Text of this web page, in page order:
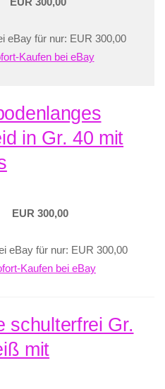
EUR 300,00
eBay für nur: EUR 300,00
Kaufen bei eBay
in Gr. 40 mit
EUR 300,00
eBay für nur: EUR 300,00
Kaufen bei eBay
schulterfrei Gr.
mit